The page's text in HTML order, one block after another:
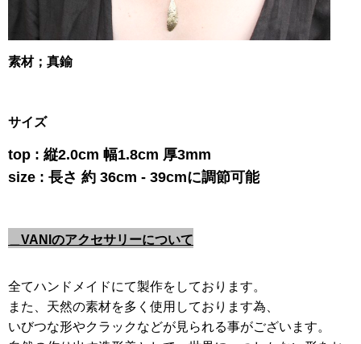
素材；真鍮
サイズ
top : 縦2.0cm 幅1.8cm 厚3mm
size : 長さ 約 36cm - 39cmに調節可能
＿VANIのアクセサリーについて
全てハンドメイドにて製作をしております。
また、天然の素材を多く使用しております為、
いびつな形やクラックなどが見られる事がございます。